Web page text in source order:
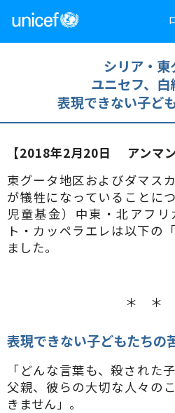
シリア・東
ユニセフ、白
表現できない子ど
【2018年2月20日 アンマン
東グータ地区およびダマス
が犠牲になっていることに
児童基金）中東・北アフ
ト・カッペラエレは以下の
ました。
＊ ＊
表現できない子どもたちの
「どんな言葉も、殺された
父親、彼らの大切な人々の
きません」。